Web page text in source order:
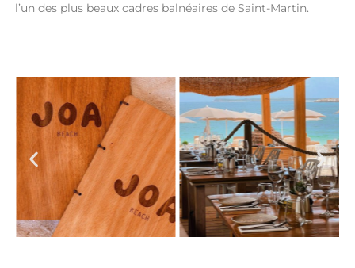
l’un des plus beaux cadres balnéaires de Saint-Martin.